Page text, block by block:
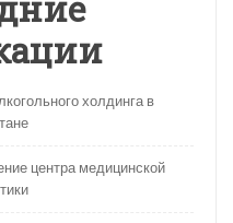
холдинга в
центра медицинской